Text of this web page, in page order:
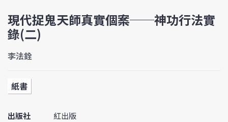
現代捉鬼天師真實個案──神功行法實
錄(二)
李法銓
紙書
出版社
紅出版